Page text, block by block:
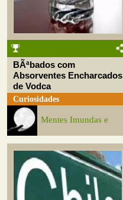
BÃªbados com
Absorventes Encharcados
de Vodca
Curiosidades
Mentes Imundas e